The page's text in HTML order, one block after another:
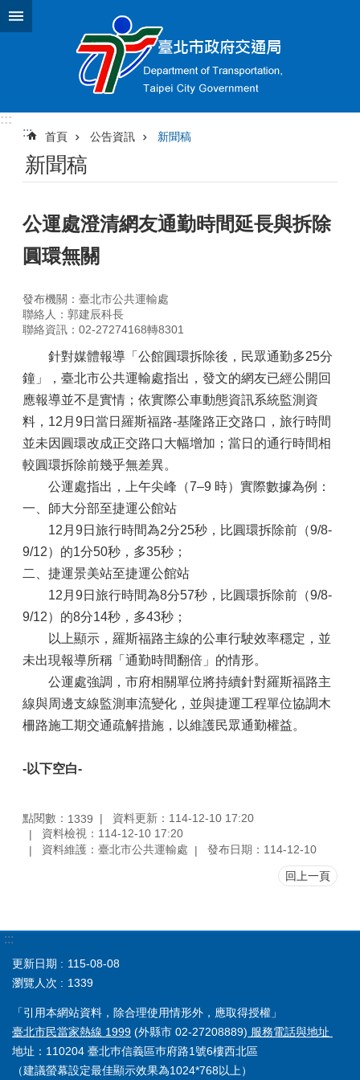
跳到主要內容區塊
:::
:::
首頁 公告資訊 新聞稿
新聞稿
公運處澄清網友通勤時間延長與拆除
圓環無關
發布機關：臺北市公共運輸處
聯絡人：郭建辰科長
聯絡資訊：02-27274168轉8301
針對媒體報導「公館圓環拆除後，民眾通勤多25分
鐘」，臺北市公共運輸處指出，發文的網友已經公開回
應報導並不是實情；依實際公車動態資訊系統監測資
料，12月9日當日羅斯福路-基隆路正交路口，旅行時間
並未因圓環改成正交路口大幅增加；當日的通行時間相
較圓環拆除前幾乎無差異。
公運處指出，上午尖峰（7–9 時）實際數據為例：
一、師大分部至捷運公館站
12月9日旅行時間為2分25秒，比圓環拆除前（9/8-
9/12）的1分50秒，多35秒；
二、捷運景美站至捷運公館站
12月9日旅行時間為8分57秒，比圓環拆除前（9/8-
9/12）的8分14秒，多43秒；
以上顯示，羅斯福路主線的公車行駛效率穩定，並
未出現報導所稱「通勤時間翻倍」的情形。
公運處強調，市府相關單位將持續針對羅斯福路主
線與周邊支線監測車流變化，並與捷運工程單位協調木
柵路施工期交通疏解措施，以維護民眾通勤權益。
-以下空白-
點閱數： 1339
資料更新：114-12-10 17:20
資料檢視：114-12-10 17:20
資料維護：臺北市公共運輸處
發布日期：114-12-10
回上一頁
:::
更新日期
115-08-08
瀏覽人次
1339
「引用本網站資料，除合理使用情形外，應取得授權」
臺北市民當家熱線 1999 (外縣市 02-27208889) 服務電話與地址
地址：110204 臺北巿信義區巿府路1號6樓西北區
（建議螢幕設定最佳顯示效果為1024*768以上）